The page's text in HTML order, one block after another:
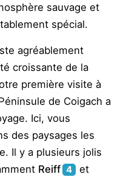
sauvage et
spécial.
agréablement
croissante de la
première visite à
de Coigach a
Ici, vous
des paysages les
Il y a plusieurs jolis
Reiff 4
et